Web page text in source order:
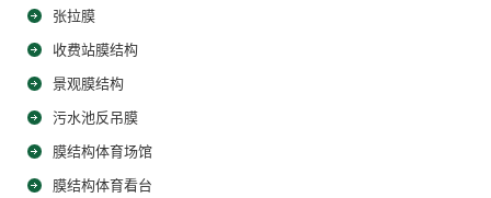
张拉膜
收费站膜结构
景观膜结构
污水池反吊膜
膜结构体育场馆
膜结构体育看台